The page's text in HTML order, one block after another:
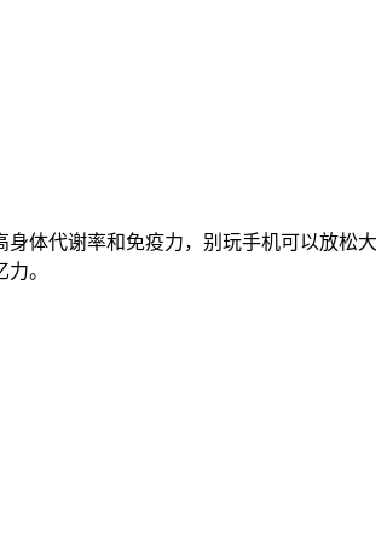
体代谢率和免疫力，别玩手机可以放松大
。